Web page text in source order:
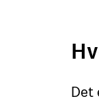
Det